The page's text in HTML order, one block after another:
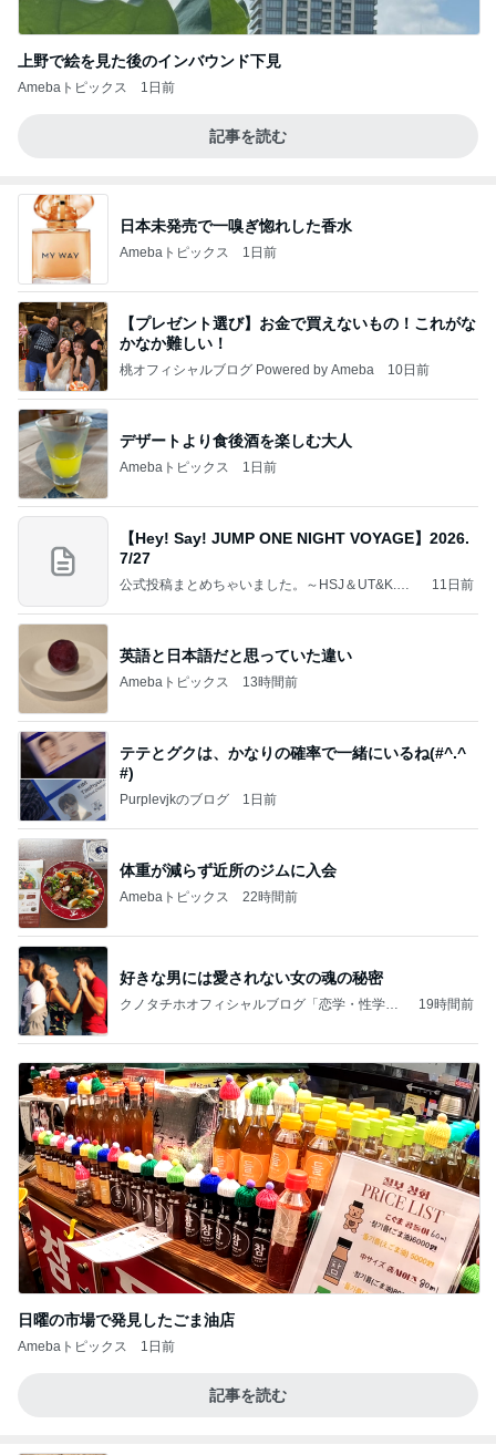
上野で絵を見た後のインバウンド下見
Amebaトピックス 1日前
記事を読む
日本未発売で一嗅ぎ惚れした香水
Amebaトピックス 1日前
【プレゼント選び】お金で買えないもの！これがな
かなか難しい！
桃オフィシャルブログ Powered by Ameba 10日前
デザートより食後酒を楽しむ大人
Amebaトピックス 1日前
【Hey! Say! JUMP ONE NIGHT VOYAGE】2026.
7/27
公式投稿まとめちゃいました。～HSJ＆UT&K.O.
11日前
英語と日本語だと思っていた違い
Amebaトピックス 13時間前
テテとグクは、かなりの確率で一緒にいるね(#^.^
#)
Purplevjkのブログ 1日前
体重が減らず近所のジムに入会
Amebaトピックス 22時間前
好きな男には愛されない女の魂の秘密
クノタチホオフィシャルブログ「恋学・性学研
19時間前
日曜の市場で発見したごま油店
Amebaトピックス 1日前
記事を読む